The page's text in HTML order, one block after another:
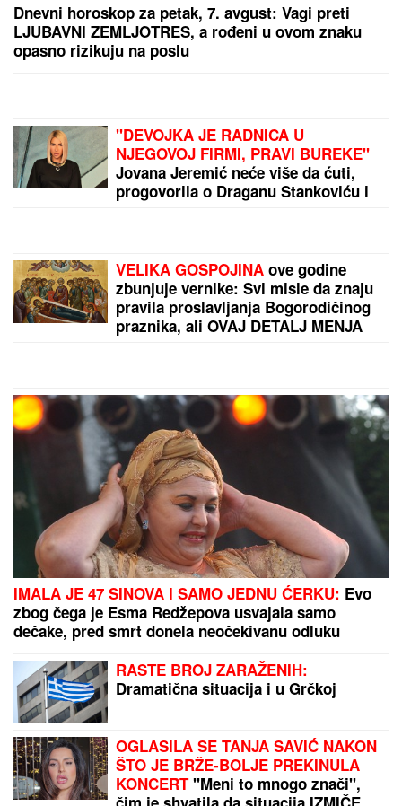
Dnevni horoskop za petak, 7. avgust: Vagi preti
LJUBAVNI ZEMLJOTRES, a rođeni u ovom znaku
opasno rizikuju na poslu
"DEVOJKA JE RADNICA U
NJEGOVOJ FIRMI, PRAVI BUREKE"
Jovana Jeremić neće više da ćuti,
progovorila o Draganu Stankoviću i
VELIKA GOSPOJINA ove godine
zbunjuje vernike: Svi misle da znaju
pravila proslavljanja Bogorodičinog
praznika, ali OVAJ DETALJ MENJA
IMALA JE 47 SINOVA I SAMO JEDNU ĆERKU: Evo
zbog čega je Esma Redžepova usvajala samo
dečake, pred smrt donela neočekivanu odluku
RASTE BROJ ZARAŽENIH:
Dramatična situacija i u Grčkoj
OGLASILA SE TANJA SAVIĆ NAKON
ŠTO JE BRŽE-BOLJE PREKINULA
KONCERT"Meni to mnogo znači",